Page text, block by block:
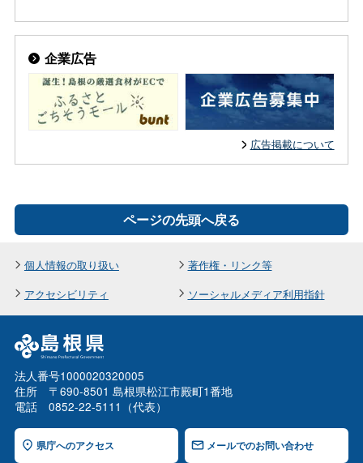
企業広告
広告掲載について
ページの先頭へ戻る
個人情報の取り扱い
著作権・リンク等
アクセシビリティ
ソーシャルメディア利用指針
法人番号1000020320005
住所 〒690-8501 島根県松江市殿町1番地
電話 0852-22-5111（代表）
県庁へのアクセス メールでのお問い合わせ